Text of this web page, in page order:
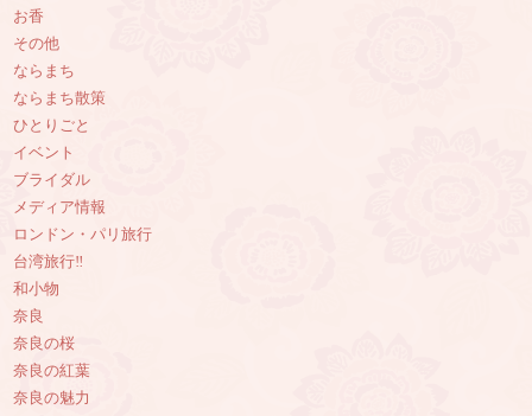
お香
その他
ならまち
ならまち散策
ひとりごと
イベント
ブライダル
メディア情報
ロンドン・パリ旅行
台湾旅行‼︎
和小物
奈良
奈良の桜
奈良の紅葉
奈良の魅力